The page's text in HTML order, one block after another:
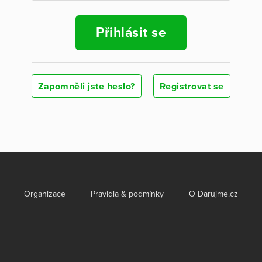
Přihlásit se
Zapomněli jste heslo? Registrovat se
Organizace Pravidla & podmínky O Darujme.cz